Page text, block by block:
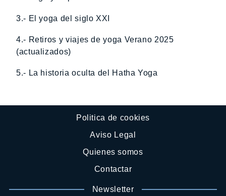
3.- El yoga del siglo XXI
4.- Retiros y viajes de yoga Verano 2025
(actualizados)
5.- La historia oculta del Hatha Yoga
Politica de cookies
Aviso Legal
Quienes somos
Contactar
Newsletter